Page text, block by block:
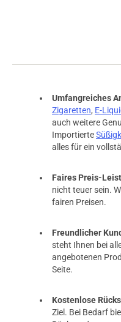
Umfangreiches
Zigaretten, E-
auch weitere
Importierte
alles für ein
Faires Preis-
nicht teuer sein.
fairen Preisen.
Freundlicher
steht Ihnen bei
angebotenen
Seite.
Kostenlose
Ziel. Bei Bedarf